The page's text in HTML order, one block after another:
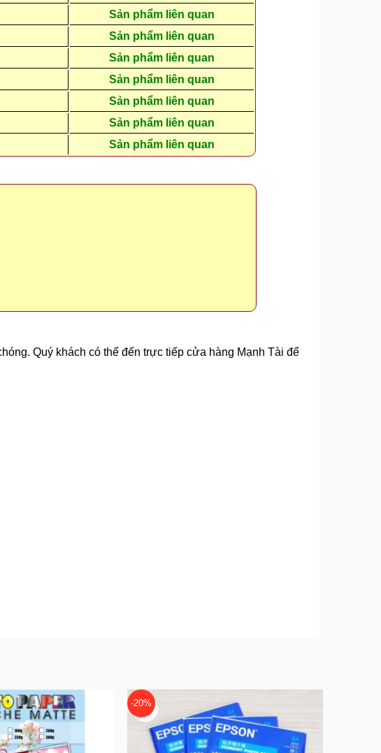
Sản phẩm liên quan
Sản phẩm liên quan
Sản phẩm liên quan
Sản phẩm liên quan
Sản phẩm liên quan
Sản phẩm liên quan
Sản phẩm liên quan
Quý khách có thể đến trực tiếp cửa hàng Mạnh Tài để
-20%